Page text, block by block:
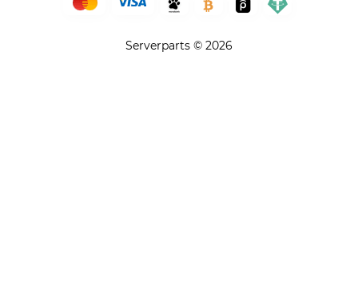
Serverparts © 2026